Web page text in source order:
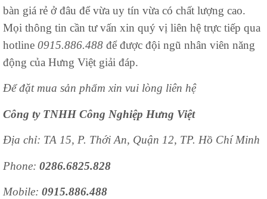
bàn giá rẻ ở đâu để vừa uy tín vừa có chất lượng cao.
Mọi thông tin cần tư vấn xin quý vị liên hệ trực tiếp qua
hotline 0915.886.488 để được đội ngũ nhân viên năng
động của Hưng Việt giải đáp.
Để đặt mua sản phẩm xin vui lòng liên hệ
Công ty TNHH Công Nghiệp Hưng Việt
Địa chỉ: TA 15, P. Thới An, Quận 12, TP. Hồ Chí Minh
Phone: 0286.6825.828
Mobile: 0915.886.488